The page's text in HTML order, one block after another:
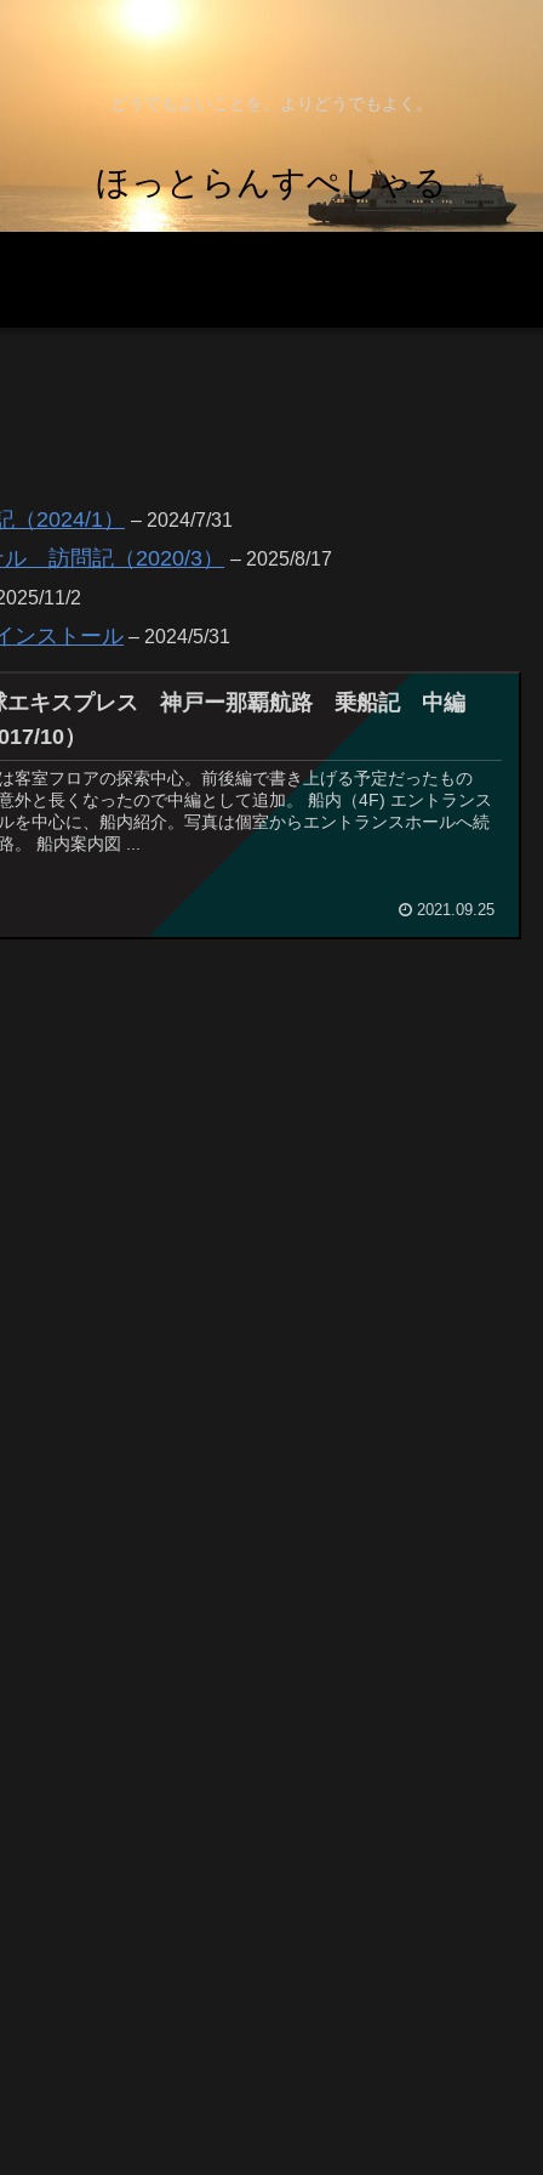
どうでもよいことを、よりどうでもよく。
ほっとらんすぺしゃる
2024/1） – 2024/7/31
訪問記（2020/3）
– 2025/8/17
11/2
ンストール – 2024/5/31
エキスプレス 神戸ー那覇航路 乗船記 中編
10）
客室フロアの探索中心。前後編で書き上げる予定だったもの
外と長くなったので中編として追加。 船内（4F) エントランス
を中心に、船内紹介。写真は個室からエントランスホールへ続
。 船内案内図 ...
2021.09.25